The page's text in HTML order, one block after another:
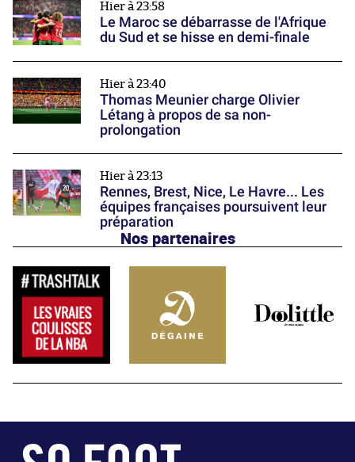
Hier à 23:58
Le Maroc se débarrasse de l'Afrique
du Sud et se hisse en demi-finale
Hier à 23:40
Thomas Meunier charge Olivier
Létang à propos de sa non-
prolongation
Hier à 23:13
Rennes, Brest, Nice, Le Havre... Les
équipes françaises poursuivent leur
préparation
Nos partenaires